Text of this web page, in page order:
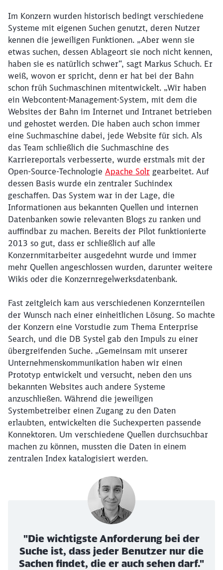
Im Konzern wurden historisch bedingt verschiedene
Systeme mit eigenen Suchen genutzt, deren Nutzer
kennen die jeweiligen Funktionen. „Aber wenn sie
etwas suchen, dessen Ablageort sie noch nicht kennen,
haben sie es natürlich schwer“, sagt Markus Schuch. Er
weiß, wovon er spricht, denn er hat bei der Bahn
schon früh Suchmaschinen mitentwickelt. „Wir haben
ein Webcontent-Management-System, mit dem die
Websites der Bahn im Internet und Intranet betrieben
und gehostet werden. Die haben auch schon immer
eine Suchmaschine dabei, jede Website für sich. Als
das Team schließlich die Suchmaschine des
Karriereportals verbesserte, wurde erstmals mit der
Open-Source-Technologie Apache Solr gearbeitet. Auf
dessen Basis wurde ein zentraler Suchindex
geschaffen. Das System war in der Lage, die
Informationen aus bekannten Quellen und internen
Datenbanken sowie relevanten Blogs zu ranken und
auffindbar zu machen. Bereits der Pilot funktionierte
2013 so gut, dass er schließlich auf alle
Konzernmitarbeiter ausgedehnt wurde und immer
mehr Quellen angeschlossen wurden, darunter weitere
Wikis oder die Konzernregelwerksdatenbank.
Fast zeitgleich kam aus verschiedenen Konzernteilen
der Wunsch nach einer einheitlichen Lösung. So machte
der Konzern eine Vorstudie zum Thema Enterprise
Search, und die DB Systel gab den Impuls zu einer
übergreifenden Suche. „Gemeinsam mit unserer
Unternehmenskommunikation haben wir einen
Prototyp entwickelt und versucht, neben den uns
bekannten Websites auch andere Systeme
anzuschließen. Während die jeweiligen
Systembetreiber einen Zugang zu den Daten
erlaubten, entwickelten die Suchexperten passende
Konnektoren. Um verschiedene Quellen durchsuchbar
machen zu können, mussten die Daten in einem
zentralen Index katalogisiert werden.
"Die wichtigste Anforderung bei der
Suche ist, dass jeder Benutzer nur die
Sachen findet, die er auch sehen darf."